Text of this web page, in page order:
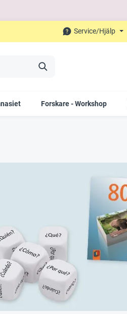
Service/Hjälp
Forskare - Workshop